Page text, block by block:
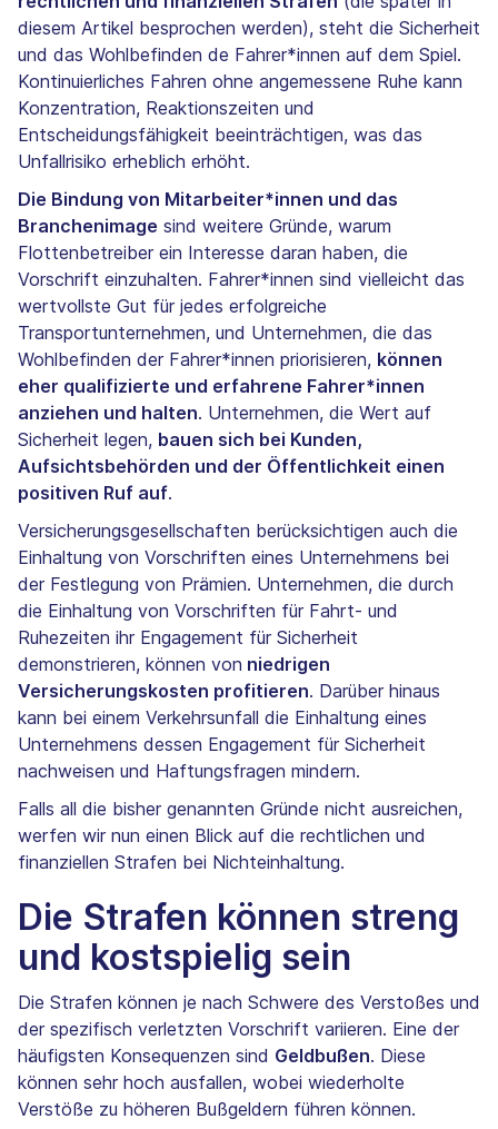
diesem Artikel besprochen werden), steht die Sicherheit
und das Wohlbefinden de Fahrer*innen auf dem Spiel.
Kontinuierliches Fahren ohne angemessene Ruhe kann
Konzentration, Reaktionszeiten und
Entscheidungsfähigkeit beeinträchtigen, was das
Unfallrisiko erheblich erhöht.
Die Bindung von Mitarbeiter*innen und das
Branchenimage sind weitere Gründe, warum
Flottenbetreiber ein Interesse daran haben, die
Vorschrift einzuhalten. Fahrer*innen sind vielleicht das
wertvollste Gut für jedes erfolgreiche
Transportunternehmen, und Unternehmen, die das
Wohlbefinden der Fahrer*innen priorisieren, können
eher qualifizierte und erfahrene Fahrer*innen
anziehen und halten. Unternehmen, die Wert auf
Sicherheit legen, bauen sich bei Kunden,
Aufsichtsbehörden und der Öffentlichkeit einen
positiven Ruf auf.
Versicherungsgesellschaften berücksichtigen auch die
Einhaltung von Vorschriften eines Unternehmens bei
der Festlegung von Prämien. Unternehmen, die durch
die Einhaltung von Vorschriften für Fahrt- und
Ruhezeiten ihr Engagement für Sicherheit
demonstrieren, können von niedrigen
Versicherungskosten profitieren. Darüber hinaus
kann bei einem Verkehrsunfall die Einhaltung eines
Unternehmens dessen Engagement für Sicherheit
nachweisen und Haftungsfragen mindern.
Falls all die bisher genannten Gründe nicht ausreichen,
werfen wir nun einen Blick auf die rechtlichen und
finanziellen Strafen bei Nichteinhaltung.
Die Strafen können streng
und kostspielig sein
Die Strafen können je nach Schwere des Verstoßes und
der spezifisch verletzten Vorschrift variieren. Eine der
häufigsten Konsequenzen sind Geldbußen. Diese
können sehr hoch ausfallen, wobei wiederholte
Verstöße zu höheren Bußgeldern führen können.